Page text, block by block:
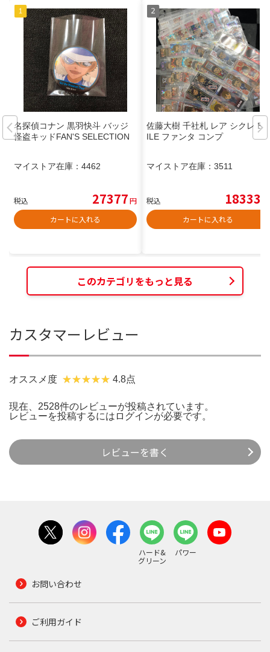
名探偵コナン 黒羽快斗 バッジ
怪盗キッドFAN'S SELECTION
マイストア在庫： 4462
税込 27377円
カートに入れる
佐藤大樹 千社札 レア シクレ EX
ILE ファンタ コンプ
マイストア在庫： 3511
税込 18333
カートに入れる
このカテゴリをもっと見る
カスタマーレビュー
オススメ度 4.8点
現在、2528件のレビューが投稿されています。
レビューを投稿するには ログインが必要です。
レビューを書く
ハード&
グリーン
パワー
お問い合わせ
ご利用ガイド